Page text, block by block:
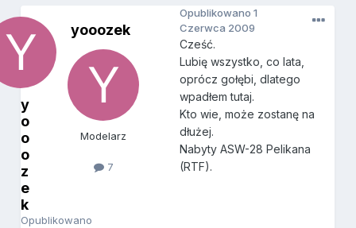
y
o
o
o
z
e
k
Opublikowano
yooozek
Modelarz
7
Opublikowano1
Czerwca 2009
Cześć.
Lubię wszystko, co lata,
oprócz gołębi, dlatego
wpadłem tutaj.
Kto wie, może zostanę na
dłużej.
Nabyty ASW-28 Pelikana
(RTF).